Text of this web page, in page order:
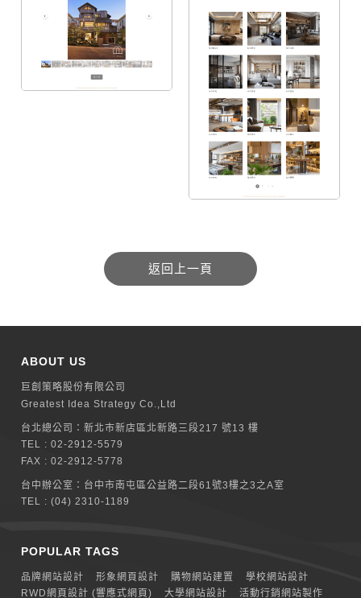
ABOUT US
巨創策略股份有限公司
Greatest Idea Strategy Co.,Ltd
台北總公司：新北巿新店區北新路三段217 號13 樓
TEL :02-2912-5579
FAX : 02-2912-5778
台中辦公室： 台中市南屯區公益路二段61號3樓之3之A室
TEL :(04) 2310-1189
POPULAR TAGS
品牌網站設計 形象網頁設計 購物網站建置
學校網站設計
RWD網頁設計 (響應式網頁)
大學網站設計 活動行銷網站製作